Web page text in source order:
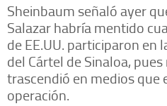
Sheinbaum señaló ayer
Salazar habría mentido
de EE.UU. participaron en
del Cártel de Sinaloa,
trascendió en medios que
operación.